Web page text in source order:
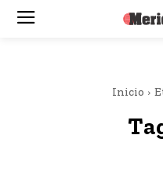
Inicio